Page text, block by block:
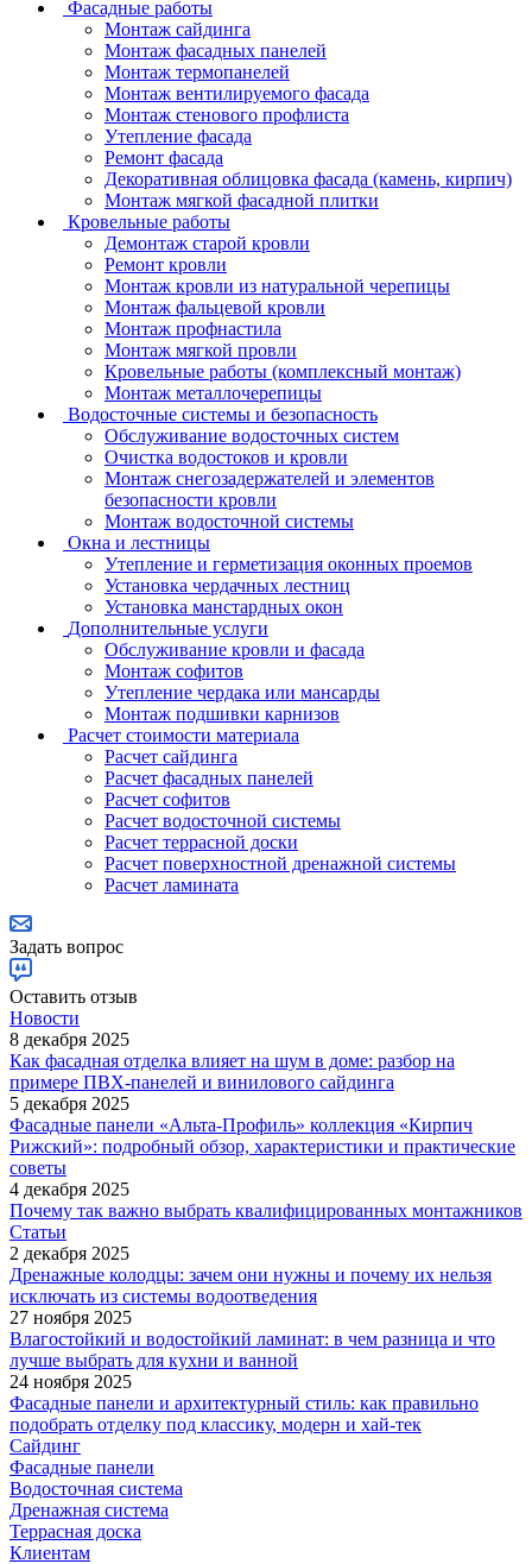
Фасадные работы
Монтаж сайдинга
Монтаж фасадных панелей
Монтаж термопанелей
Монтаж вентилируемого фасада
Монтаж стенового профлиста
Утепление фасада
Ремонт фасада
Декоративная облицовка фасада (камень, кирпич)
Монтаж мягкой фасадной плитки
Кровельные работы
Демонтаж старой кровли
Ремонт кровли
Монтаж кровли из натуральной черепицы
Монтаж фальцевой кровли
Монтаж профнастила
Монтаж мягкой провли
Кровельные работы (комплексный монтаж)
Монтаж металлочерепицы
Водосточные системы и безопасность
Обслуживание водосточных систем
Очистка водостоков и кровли
Монтаж снегозадержателей и элементов
безопасности кровли
Монтаж водосточной системы
Окна и лестницы
Утепление и герметизация оконных проемов
Установка чердачных лестниц
Установка манстардных окон
Дополнительные услуги
Обслуживание кровли и фасада
Монтаж софитов
Утепление чердака или мансарды
Монтаж подшивки карнизов
Расчет стоимости материала
Расчет сайдинга
Расчет фасадных панелей
Расчет софитов
Расчет водосточной системы
Расчет террасной доски
Расчет поверхностной дренажной системы
Расчет ламината
Задать вопрос
Оставить отзыв
Новости
8 декабря 2025
Как фасадная отделка влияет на шум в доме: разбор на
примере ПВХ-панелей и винилового сайдинга
5 декабря 2025
Фасадные панели «Альта-Профиль» коллекция «Кирпич
Рижский»: подробный обзор, характеристики и практические
советы
4 декабря 2025
Почему так важно выбрать квалифицированных монтажников
Статьи
2 декабря 2025
Дренажные колодцы: зачем они нужны и почему их нельзя
исключать из системы водоотведения
27 ноября 2025
Влагостойкий и водостойкий ламинат: в чем разница и что
лучше выбрать для кухни и ванной
24 ноября 2025
Фасадные панели и архитектурный стиль: как правильно
подобрать отделку под классику, модерн и хай-тек
Сайдинг
Фасадные панели
Водосточная система
Дренажная система
Террасная доска
Клиентам